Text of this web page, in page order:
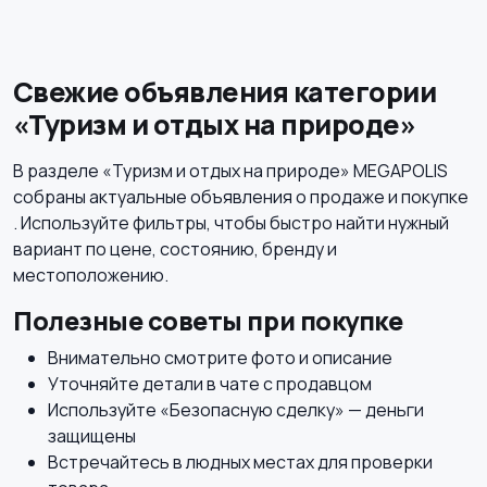
Единоборства Зимние виды спорта
Игры с мячом
Свежие объявления категории
«Туризм и отдых на природе»
В разделе «Туризм и отдых на природе» MEGAPOLIS
собраны актуальные объявления о продаже и покупке
. Используйте фильтры, чтобы быстро найти нужный
вариант по цене, состоянию, бренду и
местоположению.
Полезные советы при покупке
Внимательно смотрите фото и описание
Уточняйте детали в чате с продавцом
Используйте «Безопасную сделку» — деньги
защищены
Встречайтесь в людных местах для проверки